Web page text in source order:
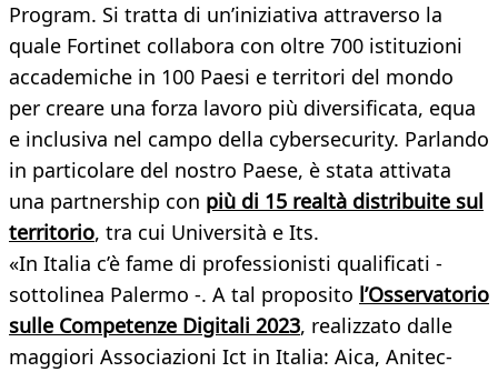
Program. Si tratta di un’iniziativa attraverso la
quale Fortinet collabora con oltre 700 istituzioni
accademiche in 100 Paesi e territori del mondo
per creare una forza lavoro più diversificata, equa
e inclusiva nel campo della cybersecurity. Parlando
in particolare del nostro Paese, è stata attivata
una partnership con più di 15 realtà distribuite sul
territorio, tra cui Università e Its.
«In Italia c’è fame di professionisti qualificati -
sottolinea Palermo -. A tal proposito l’Osservatorio
sulle Competenze Digitali 2023, realizzato dalle
maggiori Associazioni Ict in Italia: Aica, Anitec-